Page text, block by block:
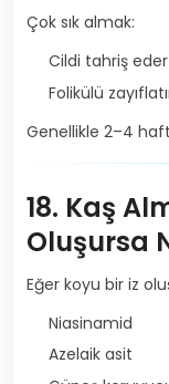
Çok sık almak:
Cildi tahriş eder
Folikülü
Genellikle 2–4
18. Kaş
Oluşursa
Eğer koyu bir iz
Niasinamid
Azelaik asit